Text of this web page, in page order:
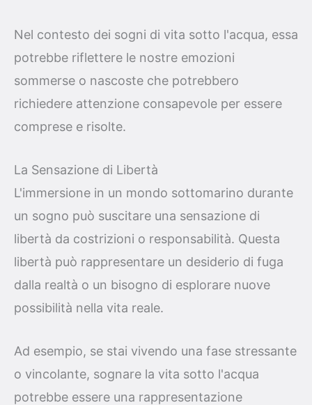
Nel contesto dei sogni di vita sotto l'acqua, essa
potrebbe riflettere le nostre emozioni
sommerse o nascoste che potrebbero
richiedere attenzione consapevole per essere
comprese e risolte.
La Sensazione di Libertà
L'immersione in un mondo sottomarino durante
un sogno può suscitare una sensazione di
libertà da costrizioni o responsabilità. Questa
libertà può rappresentare un desiderio di fuga
dalla realtà o un bisogno di esplorare nuove
possibilità nella vita reale.
Ad esempio, se stai vivendo una fase stressante
o vincolante, sognare la vita sotto l'acqua
potrebbe essere una rappresentazione